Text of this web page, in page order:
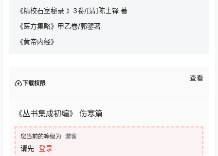
《精校石室秘录 》3卷/[清]陈士铎 著
《医方集略》甲乙卷/郭鑒著
《黄帝内经》
下载权限
查看
《丛书集成初编》 伤寒篇
您当前的等级为 游客
请先 登录